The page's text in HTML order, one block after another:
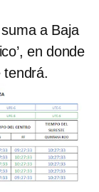
a Baja
en donde
tendrá.